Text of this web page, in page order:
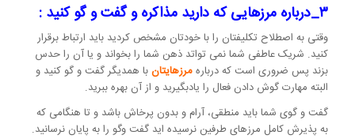
۳_درباره مرزهایی که دارید مذاکره و گفت و گو کنید :
وقتی به اصطلاح تکلیفتان را با خودتان مشخص کردید باید ارتباط برقرار
کنید. شریک عاطفی شما نمی تواتد ذهن شما را بخواند و یا آن را حدس
بزند پس ضروری است که دربارهمرزهایتان با همدیگر گفت و گو کنید و
البته مهارت گوش دادن فعال را یادبگیرید و از آن بهره ببرید.
گفت و گوی شما باید منطقی، آرام و بدون پرخاش باشد و تا هنگامی که
به پذیرش کامل مرزهای طرفین نرسیده اید گفت و‌گو را به پایان نرسانید.